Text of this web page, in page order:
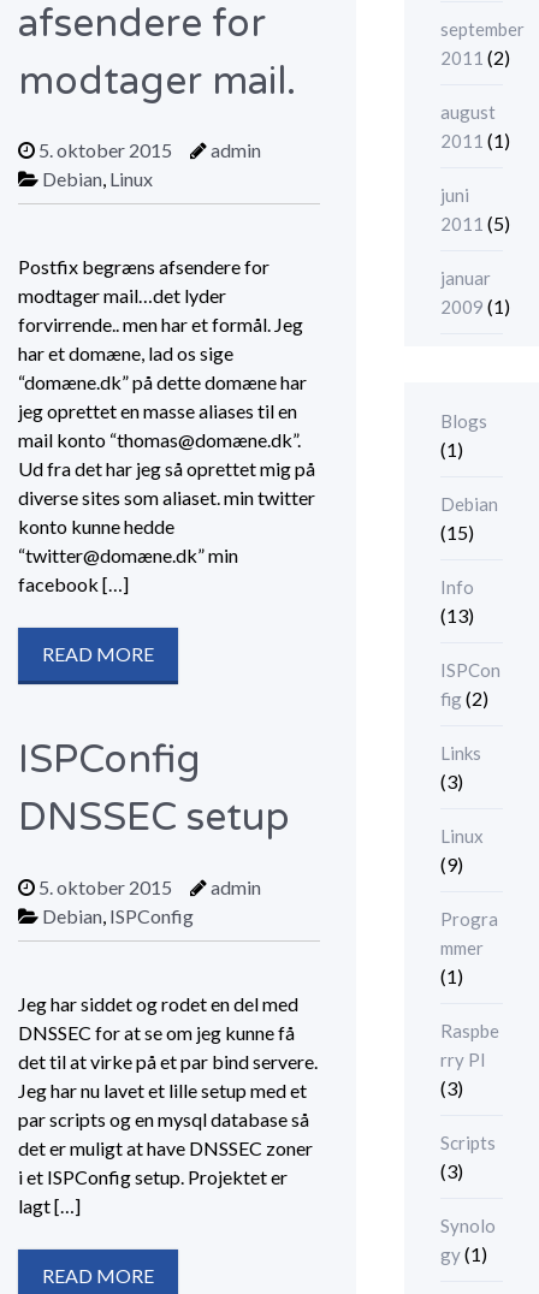
afsendere for
modtager mail.
5. oktober 2015
admin
Debian, Linux
Postfix begræns afsendere for
modtager mail…det lyder
forvirrende.. men har et formål. Jeg
har et domæne, lad os sige
“domæne.dk” på dette domæne har
jeg oprettet en masse aliases til en
mail konto “thomas@domæne.dk”.
Ud fra det har jeg så oprettet mig på
diverse sites som aliaset. min twitter
konto kunne hedde
“twitter@domæne.dk” min
facebook […]
READ MORE
ISPConfig
DNSSEC setup
5. oktober 2015
admin
Debian, ISPConfig
Jeg har siddet og rodet en del med
DNSSEC for at se om jeg kunne få
det til at virke på et par bind servere.
Jeg har nu lavet et lille setup med et
par scripts og en mysql database så
det er muligt at have DNSSEC zoner
i et ISPConfig setup. Projektet er
lagt […]
READ MORE
september
2011 (2)
august
2011 (1)
juni
2011 (5)
januar
2009 (1)
Blogs
(1)
Debian
(15)
Info
(13)
ISPCon
fig(2)
Links
(3)
Linux
(9)
Progra
mmer
(1)
Raspbe
rry PI
(3)
Scripts
(3)
Synolo
gy(1)